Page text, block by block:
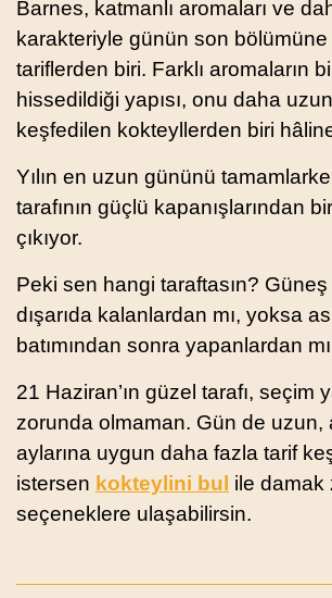
Barnes, katmanlı aromaları ve
karakteriyle günün son bölümüne
tariflerden biri. Farklı aromaların
hissedildiği yapısı, onu daha
keşfedilen kokteyllerden biri
Yılın en uzun gününü
tarafının güçlü kapanışlarından
çıkıyor.
Peki sen hangi taraftasın?
dışarıda kalanlardan mı, yoksa
batımından sonra yapanlardan
21 Haziran’ın güzel tarafı, seçim
zorunda olmaman. Gün de uzun,
aylarına uygun daha fazla tarif
istersen kokteylini bul ile damak
seçeneklere ulaşabilirsin.